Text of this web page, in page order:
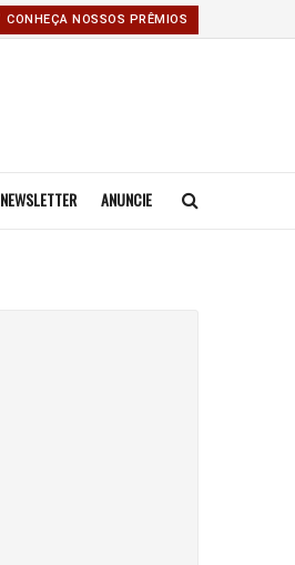
CONHEÇA NOSSOS PRÊMIOS
NEWSLETTER ANUNCIE